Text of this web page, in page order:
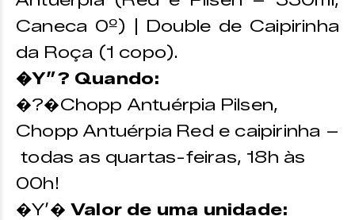
Caneca 0º) | Double de Caipirinha
da Roça (1 copo).
�Y”? Quando:
�?�Chopp Antuérpia Pilsen,
Chopp Antuérpia Red e caipirinha –
todas as quartas-feiras, 18h às
00h!
�Y’� Valor de uma unidade: